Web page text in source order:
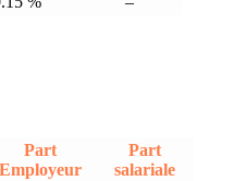
Part
Employeur
Part
salariale